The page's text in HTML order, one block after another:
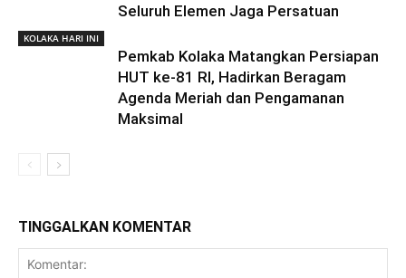
Seluruh Elemen Jaga Persatuan
KOLAKA HARI INI
Pemkab Kolaka Matangkan Persiapan
HUT ke-81 RI, Hadirkan Beragam
Agenda Meriah dan Pengamanan
Maksimal
TINGGALKAN KOMENTAR